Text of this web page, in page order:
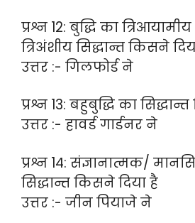
प्रश्न 12: बुद्धि का
त्रिअंशीय सिद्धान्त किसने
उत्तर :- गिलफोर्ड ने
प्रश्न 13: बहुबुद्धि का
उत्तर :- हावर्ड गार्डनर ने
प्रश्न 14: संज्ञानात्मक/
सिद्धान्त किसने दिया है
उत्तर :- जीन पियाजे ने